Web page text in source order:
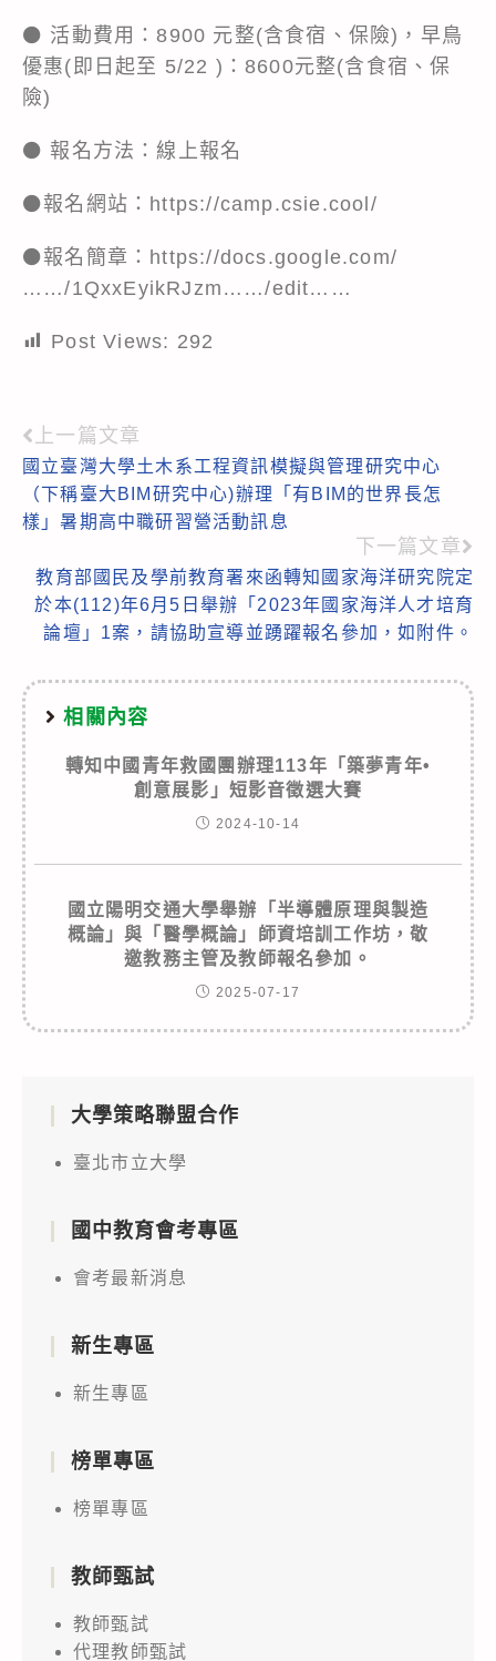
⚫ 活動費用：8900 元整(含食宿、保險)，早鳥
優惠(即日起至 5/22 )：8600元整(含食宿、保
險)
⚫ 報名方法：線上報名
⚫報名網站： https://camp.csie.cool/
⚫報名簡章： https://docs.google.com/
……/1QxxEyikRJzm……/edit……
Post Views: 292
Read
more
articles
上一篇文章
國立臺灣大學土木系工程資訊模擬與管理研究中心
（下稱臺大BIM研究中心)辦理「有BIM的世界長怎
樣」暑期高中職研習營活動訊息
下一篇文章
教育部國民及學前教育署來函轉知國家海洋研究院定
於本(112)年6月5日舉辦「2023年國家海洋人才培育
論壇」1案，請協助宣導並踴躍報名參加，如附件。
相關內容
轉知中國青年救國團辦理113年「築夢青年•
創意展影」短影音徵選大賽
2024-10-14
國立陽明交通大學舉辦「半導體原理與製造
概論」與「醫學概論」師資培訓工作坊，敬
邀教務主管及教師報名參加。
2025-07-17
大學策略聯盟合作
臺北市立大學
國中教育會考專區
會考最新消息
新生專區
新生專區
榜單專區
榜單專區
教師甄試
教師甄試
代理教師甄試